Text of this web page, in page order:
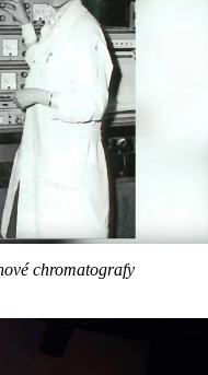
chromatografy